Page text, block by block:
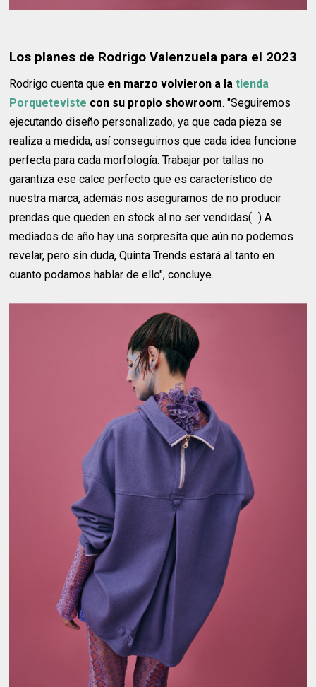
Los planes de Rodrigo Valenzuela para el 2023
Rodrigo cuenta que en marzo volvieron a latienda
Porqueteviste con su propio showroom. "Seguiremos
ejecutando diseño personalizado, ya que cada pieza se
realiza a medida, así conseguimos que cada idea funcione
perfecta para cada morfología. Trabajar por tallas no
garantiza ese calce perfecto que es característico de
nuestra marca, además nos aseguramos de no producir
prendas que queden en stock al no ser vendidas(...) A
mediados de año hay una sorpresita que aún no podemos
revelar, pero sin duda, Quinta Trends estará al tanto en
cuanto podamos hablar de ello", concluye.